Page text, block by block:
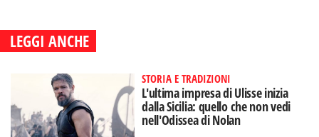
LEGGI ANCHE
STORIA E TRADIZIONI
L'ultima impresa di Ulisse inizia
dalla Sicilia: quello che non vedi
nell'Odissea di Nolan